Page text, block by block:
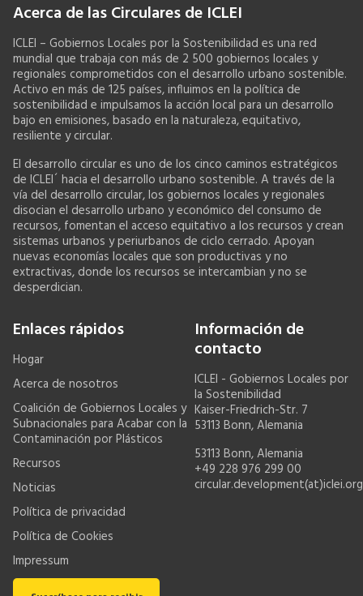
Acerca de las Circulares de ICLEI
ICLEI – Gobiernos Locales por la Sostenibilidad es una red
mundial que trabaja con más de 2 500 gobiernos locales y
regionales comprometidos con el desarrollo urbano sostenible.
Activo en más de 125 países, influimos en la política de
sostenibilidad e impulsamos la acción local para un desarrollo
bajo en emisiones, basado en la naturaleza, equitativo,
resiliente y circular.
El desarrollo circular es uno de los cinco caminos estratégicos
de ICLEI´ hacia el desarrollo urbano sostenible. A través de la
vía del desarrollo circular, los gobiernos locales y regionales
disocian el desarrollo urbano y económico del consumo de
recursos, fomentan el acceso equitativo a los recursos y crean
sistemas urbanos y periurbanos de ciclo cerrado. Apoyan
nuevas economías locales que son productivas y no
extractivas, donde los recursos se intercambian y no se
desperdician.
Enlaces rápidos
Hogar
Acerca de nosotros
Coalición de Gobiernos Locales y
Subnacionales para Acabar con la
Contaminación por Plásticos
Recursos
Noticias
Política de privacidad
Política de Cookies
Impressum
Información de
contacto
ICLEI - Gobiernos Locales por
la Sostenibilidad
Kaiser-Friedrich-Str. 7
53113 Bonn, Alemania
53113 Bonn, Alemania
+49 228 976 299 00
circular.development(at)iclei.org